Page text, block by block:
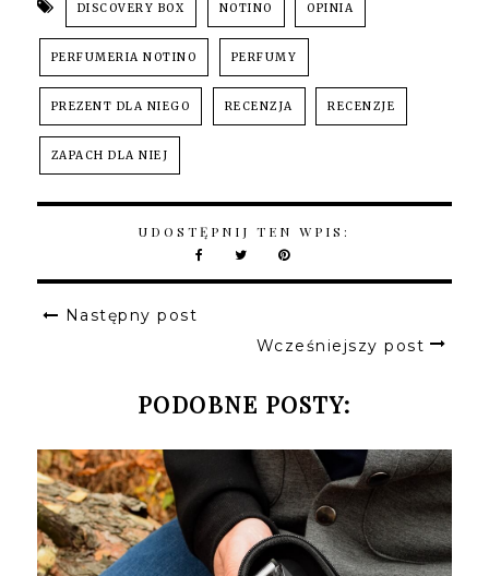
DISCOVERY BOX NOTINO OPINIA
PERFUMERIA NOTINO PERFUMY
PREZENT DLA NIEGO RECENZJA RECENZJE
ZAPACH DLA NIEJ
UDOSTĘPNIJ TEN WPIS:
Następny post
Wcześniejszy post
PODOBNE POSTY: